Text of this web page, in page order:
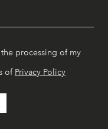
processing of my
of Privacy Policy